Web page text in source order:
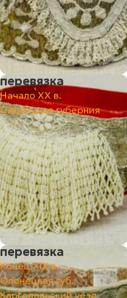
перевязка
Начало ХХ в.
Олонецкая губерния
перевязка
Конец ХIХ в.
Олонецкая губ.,
Каргопольский уезд,